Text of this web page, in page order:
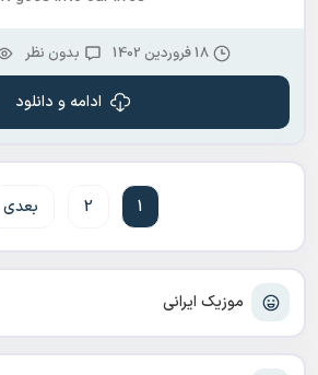
موزیک ایرانی
18 فروردین 1402 بدون نظر
ادامه و دانلود
1
2 بعدی